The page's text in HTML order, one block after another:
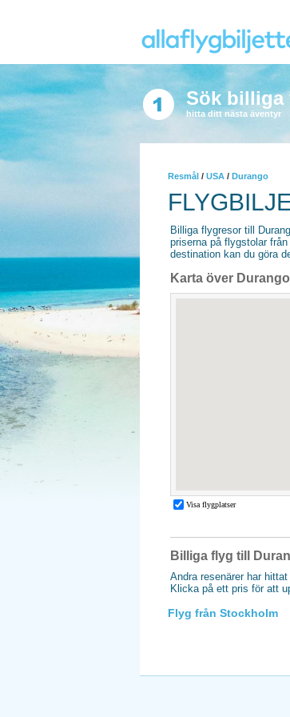
Sök billiga
hitta ditt nästa äventyr
Resmål / USA / Durango
Billiga flygresor till
priserna på flygstolar
destination kan du göra
Karta över Durango
Billiga flyg till
Andra resenärer har
Klicka på ett pris för att
Flyg från Stockholm